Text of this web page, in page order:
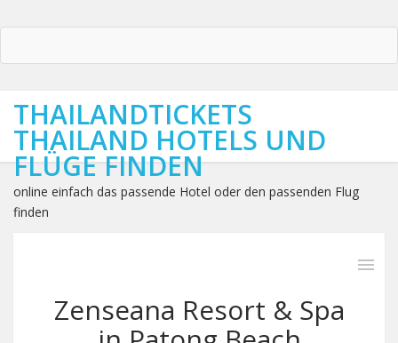
THAILANDTICKETS
THAILAND HOTELS UND
FLÜGE FINDEN
online einfach das passende Hotel oder den passenden Flug
finden
Zenseana Resort & Spa